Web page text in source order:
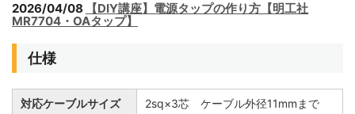
2026/04/08
【DIY講座】電源タップの作り方【明工社
MR7704・OAタップ】
仕様
対応ケーブルサイズ 2sq×3芯 ケーブル外径11mmまで